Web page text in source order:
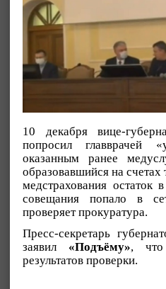
10 декабря вице-
попросил главврачей
оказанным ранее
образовавшийся на
медстрахования
совещания попало в
проверяет прокуратура.
Пресс-секретарь
заявил «Подъёму», что
результатов проверки.